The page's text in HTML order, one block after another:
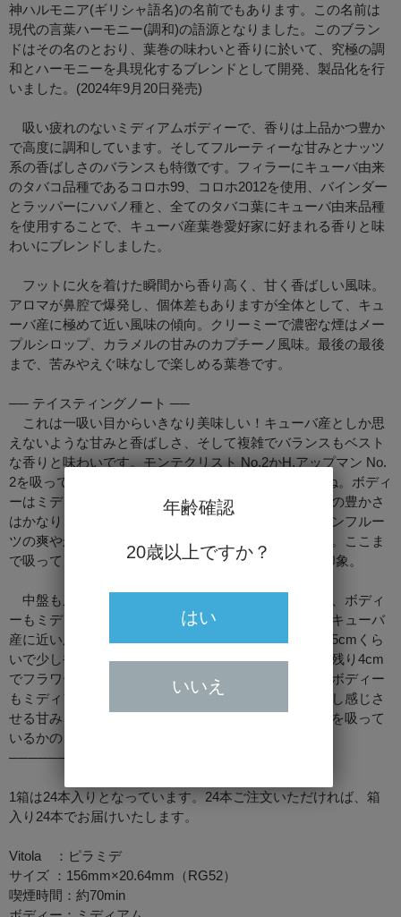
神ハルモニア(ギリシャ語名)の名前でもあります。この名前は
現代の言葉ハーモニー(調和)の語源となりました。このブラン
ドはその名のとおり、葉巻の味わいと香りに於いて、究極の調
和とハーモニーを具現化するブレンドとして開発、製品化を行
いました。(2024年9月20日発売)
吸い疲れのないミディアムボディーで、香りは上品かつ豊か
で高度に調和しています。そしてフルーティーな甘みとナッツ
系の香ばしさのバランスも特徴です。フィラーにキューバ由来
のタバコ品種であるコロホ99、コロホ2012を使用、バインダー
とラッパーにハバノ種と、全てのタバコ葉にキューバ由来品種
を使用することで、キューバ産葉巻愛好家に好まれる香りと味
わいにブレンドしました。
フットに火を着けた瞬間から香り高く、甘く香ばしい風味。
アロマが鼻腔で爆発し、個体差もありますが全体として、キュ
ーバ産に極めて近い風味の傾向。クリーミーで濃密な煙はメー
プルシロップ、カラメルの甘みのカプチーノ風味。最後の最後
まで、苦みやえぐ味なしで楽しめる葉巻です。
── テイスティングノート ──
これは一吸い目からいきなり美味しい！キューバ産としか思
えないような甘みと香ばしさ、そして複雑でバランスもベスト
な香りと味わいです。モンテクリスト No.2かH.アップマン No.
2を吸っているかのような気持ちになる美味しさですね。ボディ
ーはミディアム。心地よいスモーキングながら、香りの豊かさ
はかなりものです。キャラメル、アーモンド、ストーンフルー
ツの爽やかな甘みと香り、極上の風味とバランスです。ここま
で吸ってきて、H.アップマン No.2の方が近いような印象。
中盤も風味の心地よさ、バランスの良さは変わらず、ボディ
ーもミディアム。自ら開発した葉巻ながら、ここまでキューバ
産に近い風味に驚いています。これは美味しい。残り5cmくら
いで少し香ばしさがアップ。これは…きな粉？さらに残り4cm
でフラワーブーケの香りが出現。苦みや渋みもなく、ボディー
もミディアムをキープ。最後はウッディーノートを少し感じさ
せる甘みと香ばしさでフィニッシュ。終始キューバ産を吸って
いるかのような、上質で至福の葉巻でした。
───────────────
1箱は24本入りとなっています。24本ご注文いただければ、箱
入り24本でお届けいたします。
Vitola ：ピラミデ
サイズ ：156mm×20.64mm（RG52）
喫煙時間：約70min
年齢確認
20歳以上ですか？
はい
いいえ